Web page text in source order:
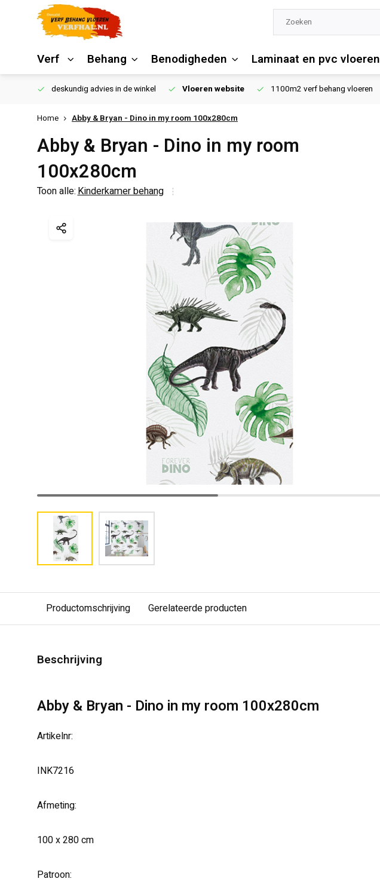
Verf Behang Benodigheden Laminaat en pvc vloeren
deskundig advies in de winkel Vloeren website 1100m2 verf behang vloeren
Home Abby & Bryan - Dino in my room 100x280cm
Abby & Bryan - Dino in my room
100x280cm
Toon alle:Kinderkamer behang
Productomschrijving Gerelateerde producten
Beschrijving
Abby & Bryan - Dino in my room 100x280cm
Artikelnr:
INK7216
Afmeting:
100 x 280 cm
Patroon: